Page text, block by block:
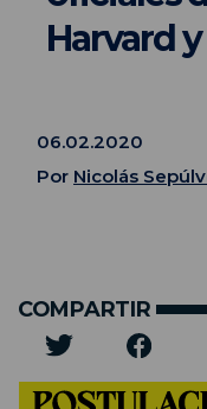
Harvard
06.02.2020
Por Nicolás
COMPARTIR